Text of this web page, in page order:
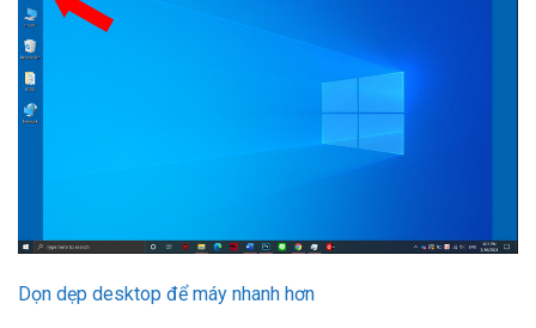
Dọn dẹp desktop để máy nhanh hơn